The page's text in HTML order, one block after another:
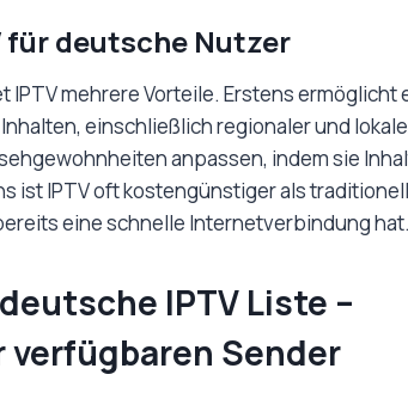
für deutsche Nutzer
IPTV mehrere Vorteile. Erstens ermöglicht
einschließlich regionaler und
anpassen, indem sie
ist IPTV oft kostengünstiger als
eine schnelle Internetverbindung hat.
IPTV Liste –
verfügbaren Sender